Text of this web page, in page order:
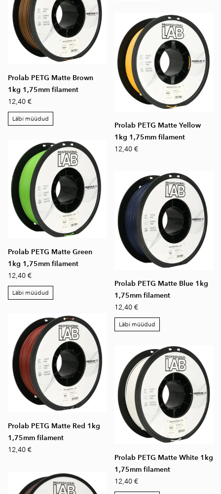
Prolab PETG Matte Brown
1kg 1,75mm filament
12,40 €
Läbi müüdud
Prolab PETG Matte Yellow
1kg 1,75mm filament
12,40 €
Prolab PETG Matte Green
1kg 1,75mm filament
12,40 €
Läbi müüdud
Prolab PETG Matte Blue 1kg
1,75mm filament
12,40 €
Läbi müüdud
Prolab PETG Matte Red 1kg
1,75mm filament
12,40 €
Prolab PETG Matte White 1kg
1,75mm filament
12,40 €